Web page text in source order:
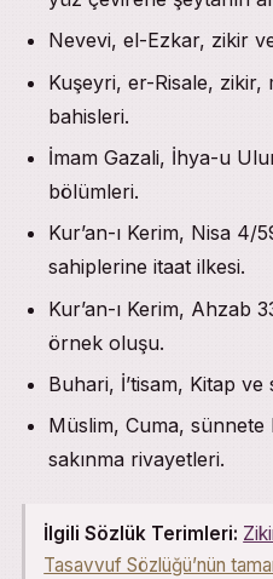
Nevevi, el-Ezkar, zikir
Kuşeyri, er-Risale, zikir,
bahisleri.
İmam Gazali, İhya-u
bölümleri.
Kur’an-ı Kerim, Nisa 4/
sahiplerine itaat ilkesi.
Kur’an-ı Kerim, Ahzab
örnek oluşu.
Buhari, İ’tisam, Kitap ve
Müslim, Cuma, sünnete
sakınma rivayetleri.
İlgili Sözlük Terimleri:
Tasavvuf Sözlüğü’nün